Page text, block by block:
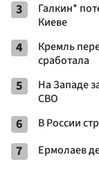
3
Галкин*
Киеве
4
Кремль
сработала
5
На Западе
СВО
6 В России
7 Ермолаев